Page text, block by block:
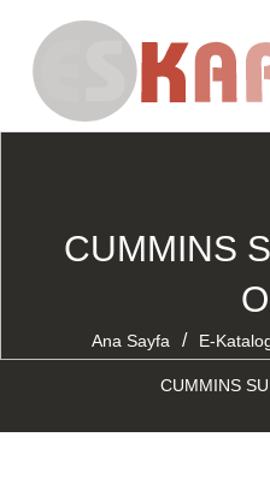
CUMMINS
Ana Sayfa / E-
CUMMINS